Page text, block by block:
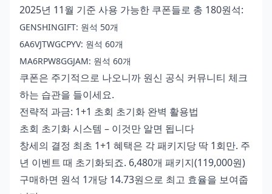
2025년 11월 기준 사용 가능한 쿠폰들로 총 180원석:
GENSHINGIFT: 원석 50개
6A6VJTWGCPYV: 원석 60개
MA6RPW8GGJAM: 원석 60개
쿠폰은 주기적으로 나오니까 원신 공식 커뮤니티 체크
하는 습관을 들이세요.
전략적 과금: 1+1 초회 초기화 완벽 활용법
초회 초기화 시스템 – 이것만 알면 됩니다
창세의 결정 최초 1+1 혜택은 각 패키지당 딱 1회만. 주
년 이벤트 때 초기화되죠. 6,480개 패키지(119,000원)
구매하면 원석 1개당 14.73원으로 최고 효율을 보여줍